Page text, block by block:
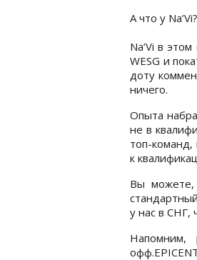
А что у
Na’Vi в
WESG и
доту
ничего.
Опыта
не в
топ-команд,
к
Вы можете,
у нас в СНГ,
Напомним,